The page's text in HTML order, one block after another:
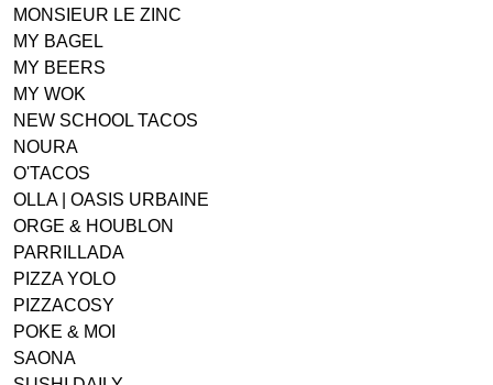
MONSIEUR LE ZINC
MY BAGEL
MY BEERS
MY WOK
NEW SCHOOL TACOS
NOURA
O'TACOS
OLLA | OASIS URBAINE
ORGE & HOUBLON
PARRILLADA
PIZZA YOLO
PIZZACOSY
POKE & MOI
SAONA